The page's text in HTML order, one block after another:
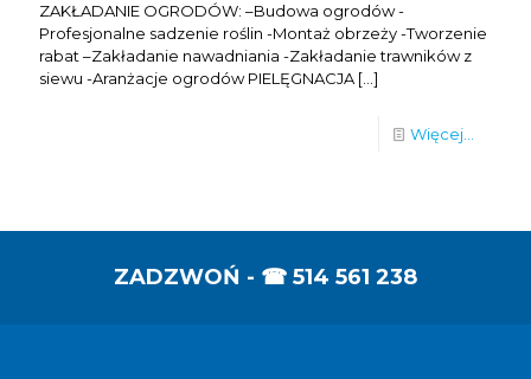
ZAKŁADANIE OGRODÓW: –Budowa ogrodów -
Profesjonalne sadzenie roślin -Montaż obrzeży -Tworzenie
rabat –Zakładanie nawadniania -Zakładanie trawników z
siewu -Aranżacje ogrodów PIELĘGNACJA […]
Więcej...
ZADZWOŃ - ☎ 514 561 238